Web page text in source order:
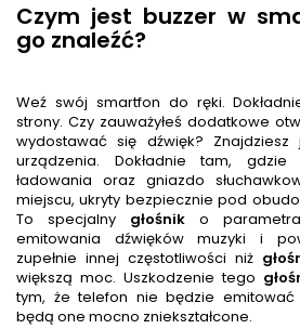
Czym jest buzzer w
go znaleźć?
Weź swój smartfon do ręki.
strony. Czy zauważyłeś dodatkowe
wydostawać się dźwięk?
urządzenia. Dokładnie tam,
ładowania oraz gniazdo
miejscu, ukryty bezpiecznie pod
To specjalny głośnik o
emitowania dźwięków muzyki i
zupełnie innej częstotliwości niż
większą moc. Uszkodzenie tego
tym, że telefon nie będzie emitować
będą one mocno zniekształcone.